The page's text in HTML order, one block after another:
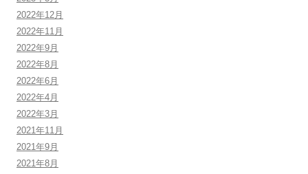
2022年12月
2022年11月
2022年9月
2022年8月
2022年6月
2022年4月
2022年3月
2021年11月
2021年9月
2021年8月